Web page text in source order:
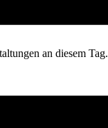
an diesem Tag.